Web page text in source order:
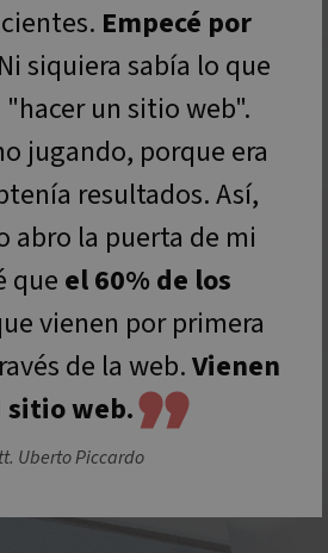
Empecé por
Ni siquiera sabía lo que
un sitio web".
jugando, porque era
resultados. Así,
abro la puerta de mi
que el 60% de los
vienen por primera
de la web.Vienen
sitio web.
Uberto Piccardo